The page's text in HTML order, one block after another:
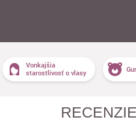
Vonkajšia
starostlivosť o vlasy
RECENZIE